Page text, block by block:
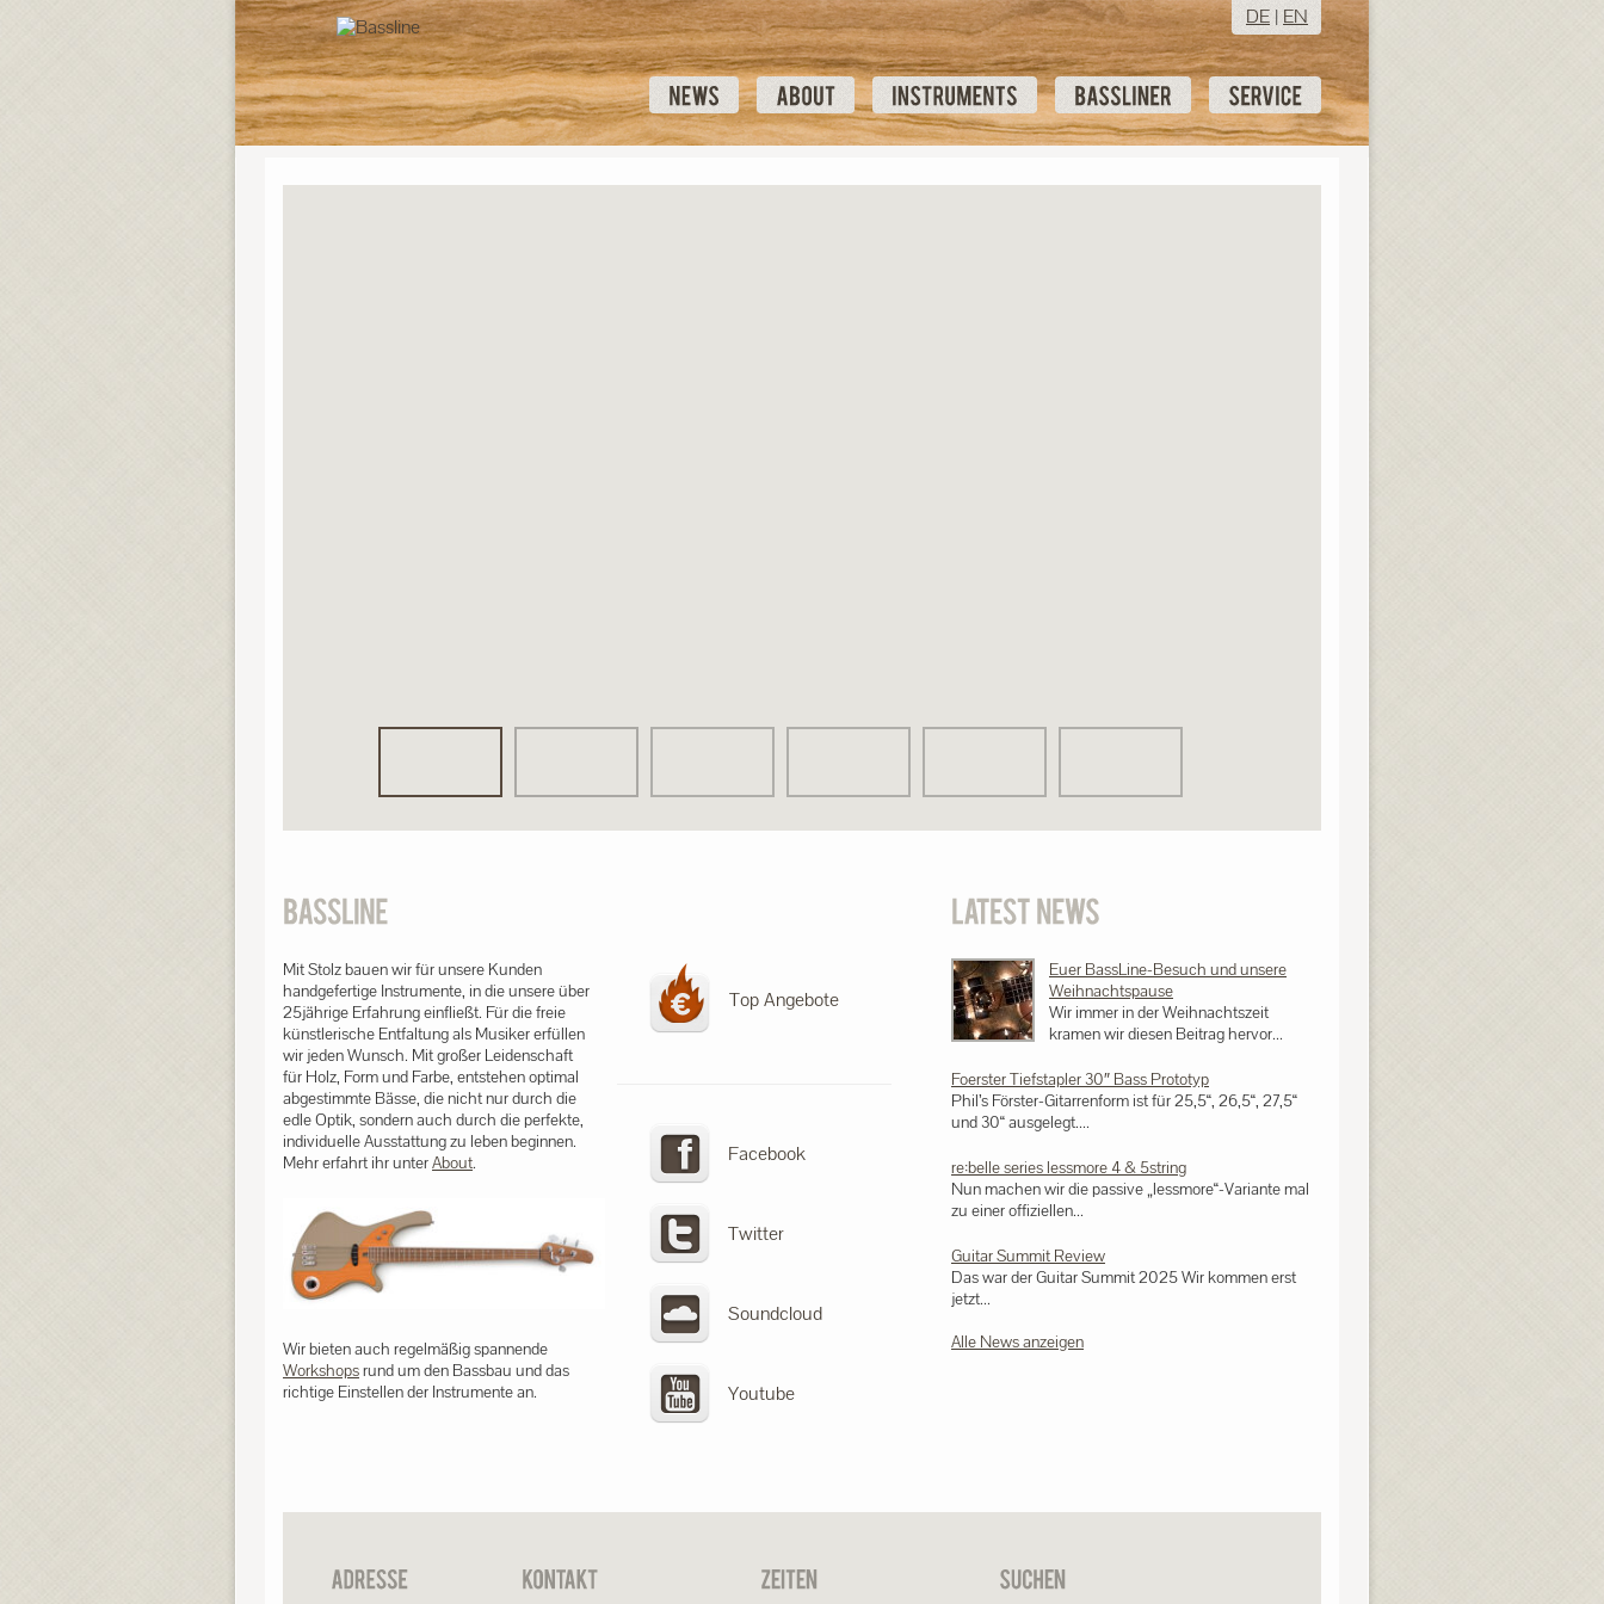
DE | EN
Mit Stolz bauen wir für unsere Kunden
handgefertige Instrumente, in die unsere über
25jährige Erfahrung einfließt. Für die freie
künstlerische Entfaltung als Musiker erfüllen
wir jeden Wunsch. Mit großer Leidenschaft
für Holz, Form und Farbe, entstehen optimal
abgestimmte Bässe, die nicht nur durch die
edle Optik, sondern auch durch die perfekte,
individuelle Ausstattung zu leben beginnen.
Mehr erfahrt ihr unterAbout.
Wir bieten auch regelmäßig spannende
Workshopsrund um den Bassbau und das
richtige Einstellen der Instrumente an.
Top Angebote
Facebook
Twitter
Soundcloud
Youtube
Euer BassLine-Besuch und unsere
Weihnachtspause
Wir immer in der Weihnachtszeit
kramen wir diesen Beitrag hervor...
Foerster Tiefstapler 30″ Bass Prototyp
Phil’s Förster-Gitarrenform ist für 25,5“, 26,5“, 27,5“
und 30“ ausgelegt....
re:belle series lessmore 4 & 5string
Nun machen wir die passive „lessmore“-Variante mal
zu einer offiziellen...
Guitar Summit Review
Das war der Guitar Summit 2025 Wir kommen erst
jetzt...
Alle News anzeigen